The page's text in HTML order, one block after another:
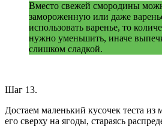
Вместо свежей смородины
замороженную или даже
использовать варенье, то
нужно уменьшить, иначе
слишком сладкой.
Шаг 13.
Достаем маленький кусочек теста из
его сверху на ягоды, стараясь